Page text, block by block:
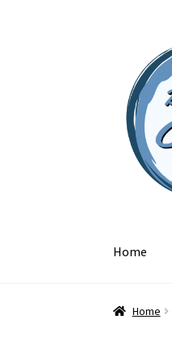
naar
navigatie
inhoud
Home
Home